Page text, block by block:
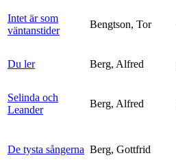
Intet är som
väntanstider
Bengtson, Tor
Du ler Berg, Alfred
Selinda och
Leander
Berg, Alfred
De tysta sångerna Berg, Gottfrid